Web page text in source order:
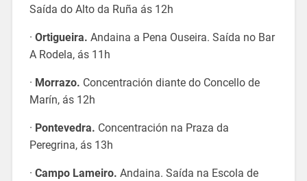
Saída do Alto da Ruña ás 12h
· Ortigueira. Andaina a Pena Ouseira. Saída no Bar
A Rodela, ás 11h
· Morrazo. Concentración diante do Concello de
Marín, ás 12h
· Pontevedra. Concentración na Praza da
Peregrina, ás 13h
· Campo Lameiro. Andaina. Saída na Escola de